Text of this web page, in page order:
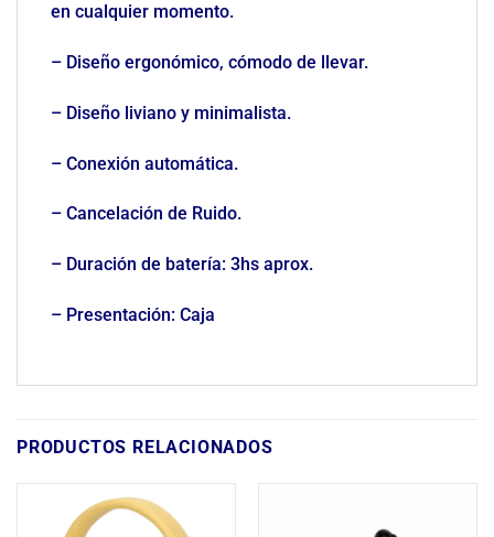
en cualquier momento.
– Diseño ergonómico, cómodo de llevar.
– Diseño liviano y minimalista.
– Conexión automática.
– Cancelación de Ruido.
– Duración de batería: 3hs aprox.
– Presentación: Caja
PRODUCTOS RELACIONADOS